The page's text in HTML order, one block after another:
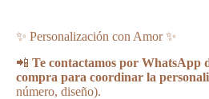
✨ Personalización con Amor ✨
📲 Te contactamos por WhatsApp
compra para coordinar la
número, diseño).